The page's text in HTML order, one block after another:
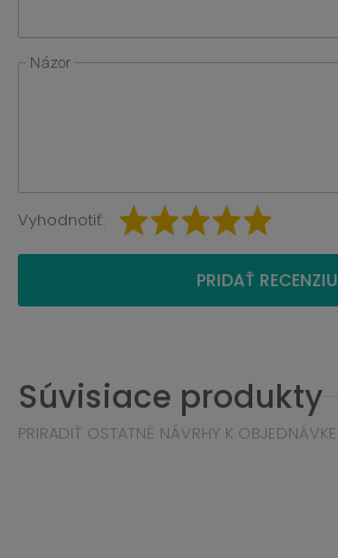
Názor
Vyhodnotiť:
PRIDAŤ RECENZIU
Súvisiace produkty
PRIRADIŤ OSTATNÉ NÁVRHY K OBJEDNÁVKE